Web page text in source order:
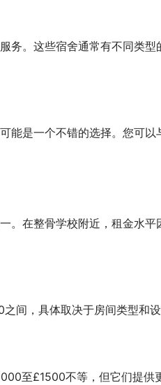
务。这些宿舍通常有不同类
能是一个不错的选择。您可
。在整骨学校附近，租金水
间，具体取决于房间类型和设
至£1500不等，但它们提供